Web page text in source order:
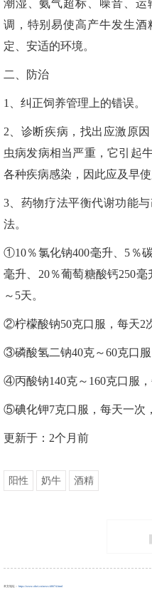
潮湿、氨气超标、噪音、
调，特别易使高产牛发生
定、安适的环境。
二、防治
1、纠正饲养管理上的错误。
2、诊断疾病，找出应激原
虫病发病相当严重，它引起
各种疾病感染，因此应及早
3、药物疗法平衡代谢功能
法。
①10％氯化钠400毫升、5％
毫升、20％葡萄糖酸钙250
～5天。
②柠檬酸钠50克口服，每天2
③磷酸氢二钠40克～60克口服
④丙酸钠140克～160克口服，
⑤碘化钾7克口服，每天一次
更新于：2个月前
阳性 奶牛 酒精
本文地址： https://www.ohei.cn/news/40674.html